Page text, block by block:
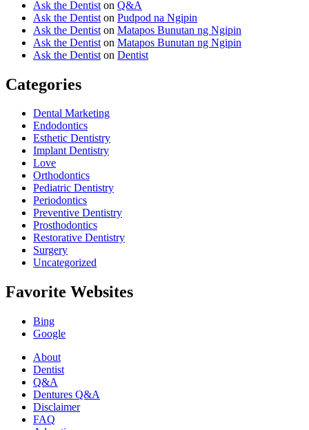
Ask the Dentist on Q&A
Ask the Dentist on Pudpod na Ngipin
Ask the Dentist on Matapos Bunutan ng Ngipin
Ask the Dentist on Matapos Bunutan ng Ngipin
Ask the Dentist on Dentist
Categories
Dental Marketing
Endodontics
Esthetic Dentistry
Implant Dentistry
Love
Orthodontics
Pediatric Dentistry
Periodontics
Preventive Dentistry
Prosthodontics
Restorative Dentistry
Surgery
Uncategorized
Favorite Websites
Bing
Google
About
Dentist
Q&A
Dentures Q&A
Disclaimer
FAQ